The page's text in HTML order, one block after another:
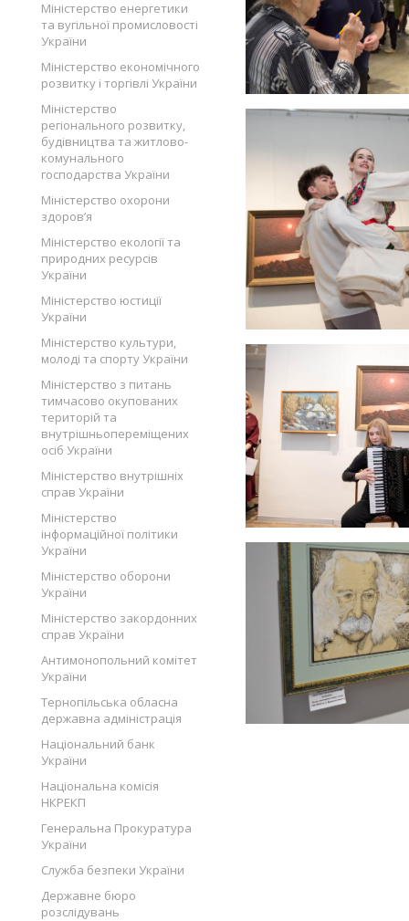
Міністерство енергетики
та вугільної промисловості
України
Міністерство економічного
розвитку і торгівлі України
Міністерство
регіонального розвитку,
будівництва та житлово-
комунального
господарства України
Міністерство охорони
здоров’я
Міністерство екології та
природних ресурсів
України
Міністерство юстиції
України
Міністерство культури,
молоді та спорту України
Міністерство з питань
тимчасово окупованих
територій та
внутрішньопереміщених
осіб України
Міністерство внутрішніх
справ України
Міністерство
інформаційної політики
України
Міністерство оборони
України
Міністерство закордонних
справ України
Антимонопольний комітет
України
Тернопільська обласна
державна адміністрація
Національний банк
України
Національна комісія
НКРЕКП
Генеральна Прокуратура
України
Служба безпеки України
Державне бюро
розслідувань